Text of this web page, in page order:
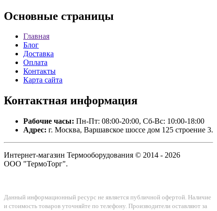
Основные страницы
Главная
Блог
Доставка
Оплата
Контакты
Карта сайта
Контактная информация
Рабочие часы: Пн-Пт: 08:00-20:00, Сб-Вс: 10:00-18:00
Адрес: г. Москва, Варшавское шоссе дом 125 строение 3.
Интернет-магазин Термооборудования © 2014 - 2026
ООО "ТермоТорг".
Данный информационный ресурс не является публичной офертой. Наличие
и стоимость товаров уточняйте по телефону. Производители оставляют за